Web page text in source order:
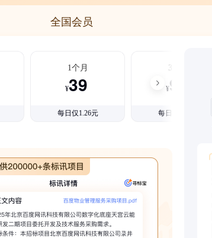
全国会员
1个月
¥39
每日仅1.26元
3个月
¥99
每日仅1.08元